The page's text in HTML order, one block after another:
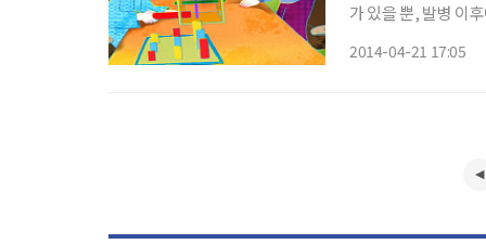
가 있을 뿐, 발병 이
2014-04-21 17:05